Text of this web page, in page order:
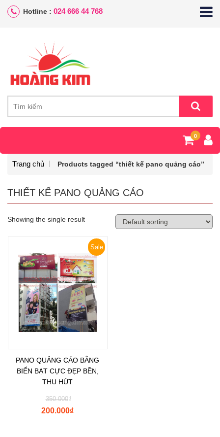
Hotline : 024 666 44 768
0
Trang chủ Products tagged “thiết kế pano quảng cáo”
THIẾT KẾ PANO QUẢNG CÁO
Showing the single result
Sale
PANO QUẢNG CÁO BẰNG
BIỂN BẠT CỰC ĐẸP BỀN,
THU HÚT
₫
350.000
₫
200.000